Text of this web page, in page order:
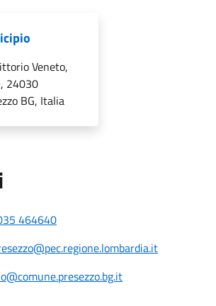
Veneto,
24030
BG, Italia
464640